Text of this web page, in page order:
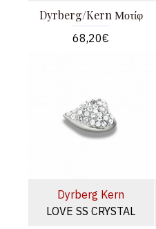
Dyrberg/Kern Μοτίφ
68,20€
Dyrberg Kern
LOVE SS CRYSTAL